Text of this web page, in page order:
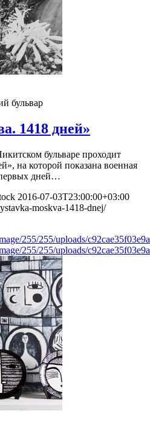
бульвар
1418 дней»
бульваре проходит
на которой показана военная
дней…
2016-07-03T23:00:00+03:00
moskva-1418-dnej/
255/255/uploads/
255/255/uploads/